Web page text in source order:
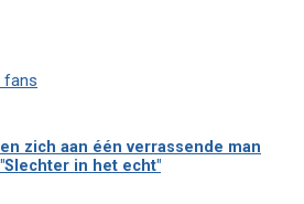
zich aan één verrassende man
in het echt"